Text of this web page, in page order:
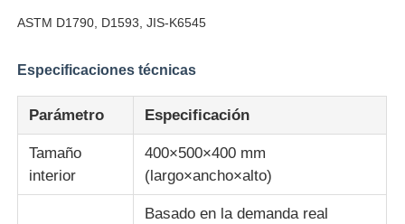
Equipo de la prueba de laboratorio
Cámara de pruebas ambientales
Máquina de prueba universal
ASTM D1790, D1593, JIS-K6545
Especificaciones técnicas
Parámetro Especificación
Tamaño
interior
400×500×400 mm
(largo×ancho×alto)
Basado en la demanda real